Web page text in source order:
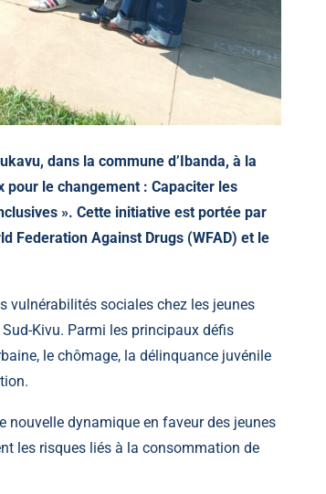
dans la commune d’Ibanda, à la
pour le changement : Capaciter les
». Cette initiative est portée par
Federation Against Drugs (WFAD) et le
vulnérabilités sociales chez les jeunes
Kivu. Parmi les principaux défis
le chômage, la délinquance juvénile
nouvelle dynamique en faveur des jeunes
les risques liés à la consommation de